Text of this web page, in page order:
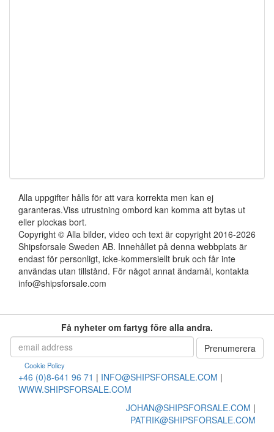
Alla uppgifter hålls för att vara korrekta men kan ej
garanteras.Viss utrustning ombord kan komma att bytas ut
eller plockas bort.
Copyright © Alla bilder, video och text är copyright 2016-2026
Shipsforsale Sweden AB. Innehållet på denna webbplats är
endast för personligt, icke-kommersiellt bruk och får inte
användas utan tillstånd. För något annat ändamål, kontakta
info@shipsforsale.com
Få nyheter om fartyg före alla andra.
Cookie Policy
+46 (0)8-641 96 71 | INFO@SHIPSFORSALE.COM |
WWW.SHIPSFORSALE.COM
JOHAN@SHIPSFORSALE.COM |
PATRIK@SHIPSFORSALE.COM